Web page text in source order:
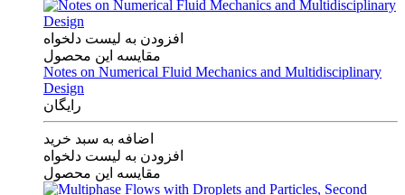
افزودن به لیست دلخواه
مقایسه این محصول
Notes on Numerical Fluid Mechanics and Multidisciplinary
Design
رایگان
اضافه به سبد خرید
افزودن به لیست دلخواه
مقایسه این محصول